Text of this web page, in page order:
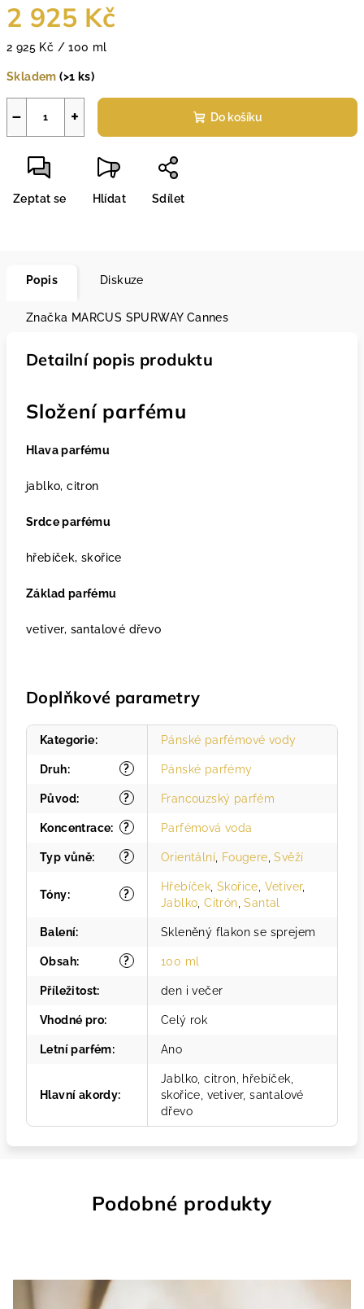
2 925 Kč
Měrná
2 925 Kč / 100 ml
Skladem(>1 ks)
+
− Do košíku
Zeptat se Hlídat Sdílet
Popis Diskuze
Značka MARCUS SPURWAY Cannes
Detailní popis produktu
Složení parfému
Hlava parfému
jablko, citron
Srdce parfému
hřebíček, skořice
Základ parfému
vetiver, santalové dřevo
Doplňkové parametry
Kategorie: Pánské parfémové vody
?
Druh: Pánské parfémy
?
Původ: Francouzský parfém
?
Koncentrace: Parfémová voda
?
Typ vůně: Orientální Fougere ,Svěží
?
Tóny:
Hřebíček ,Skořice Vetiver,
Jablko ,Citrón ,Santal
Balení: Skleněný flakon se sprejem
?
Obsah: 100 ml
Příležitost: den i večer
Vhodné pro: Celý rok
Letní parfém: Ano
Hlavní akordy:
Jablko, citron, hřebíček,
skořice, vetiver, santalové
dřevo
Podobné produkty